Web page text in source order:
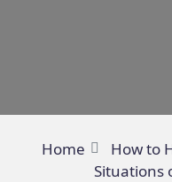
Home
How to
Situations